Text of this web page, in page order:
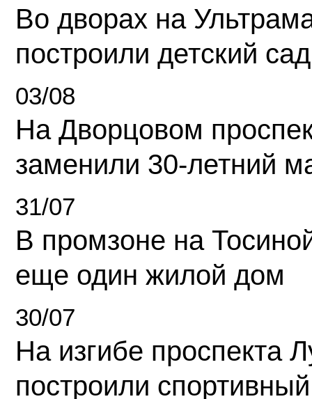
Во дворах на
построили детский сад
03/08
На Дворцовом
заменили 30-летний
31/07
В промзоне на
еще один жилой дом
30/07
На изгибе проспекта
построили